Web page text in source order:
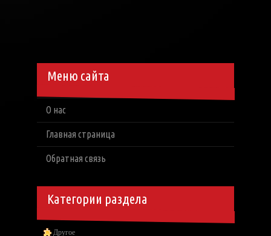
Меню сайта
О нас
Главная страница
Обратная связь
Категории раздела
Другое